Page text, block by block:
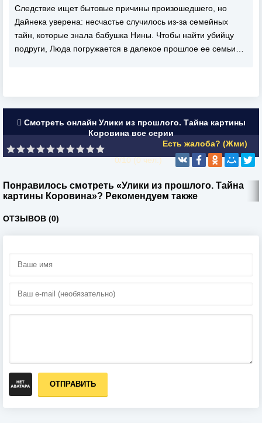
Следствие ищет бытовые причины произошедшего, но
Дайнека уверена: несчастье случилось из-за семейных
тайн, которые знала бабушка Нины. Чтобы найти убийцу
подруги, Люда погружается в далекое прошлое ее семьи…
Смотреть онлайн Улики из прошлого. Тайна картины
Коровина все серии
Есть жалоба? (Жми)
0/10 (0чел.)
Понравилось смотреть «Улики из прошлого. Тайна
картины Коровина»? Рекомендуем также
ОТЗЫВОВ (0)
ОТПРАВИТЬ